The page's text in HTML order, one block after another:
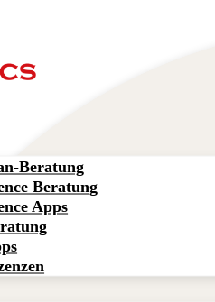
Beratung
Beratung
Apps